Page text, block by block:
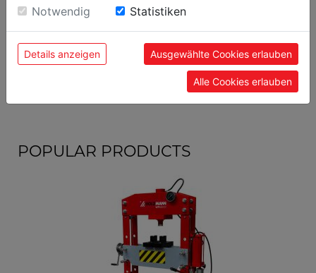
general data
EAN code
9120039904207
POPULAR PRODUCTS
Einwilligung zu unseren Cookies.
Notwendig Statistiken
Details anzeigen Ausgewählte Cookies erlauben
Alle Cookies erlauben